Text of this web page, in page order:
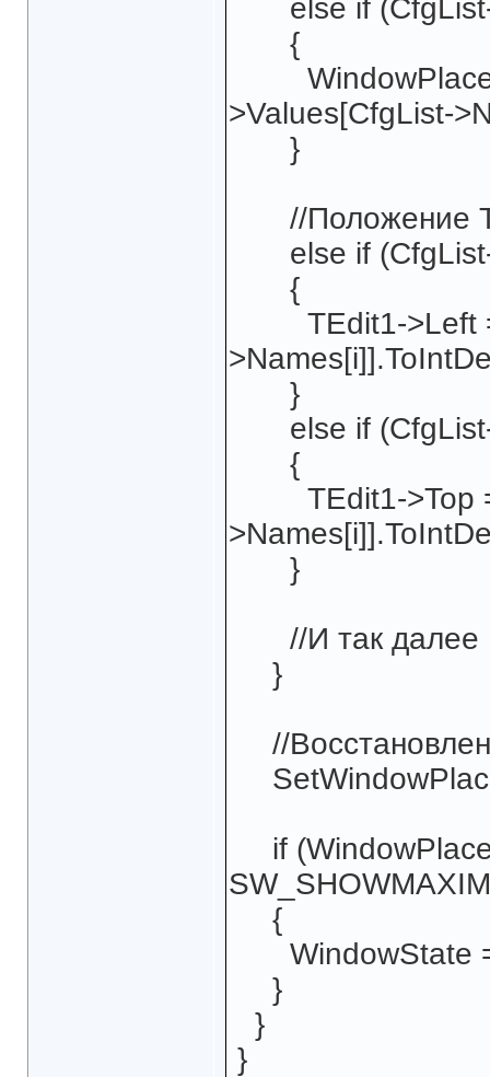
else if (CfgList-
{
>Values[CfgList-
}
//Положение
else if (CfgList-
{
TEdit1->Left =
}
else if (CfgList-
{
TEdit1->Top =
}
//И так далее
}
//
if
{
WindowState =
}
}
}